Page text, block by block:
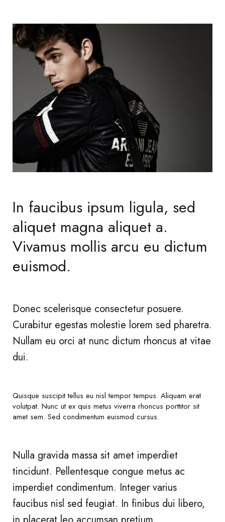
In faucibus ipsum ligula, sed
aliquet magna aliquet a.
Vivamus mollis arcu eu dictum
euismod.
Donec scelerisque consectetur posuere.
Curabitur egestas molestie lorem sed pharetra.
Nullam eu orci at nunc dictum rhoncus at vitae
dui.
Quisque suscipit tellus eu nisl tempor tempus. Aliquam erat
volutpat. Nunc ut ex quis metus viverra rhoncus porttitor sit
amet sem. Sed condimentum euismod cursus.
Nulla gravida massa sit amet imperdiet
tincidunt. Pellentesque congue metus ac
imperdiet condimentum. Integer varius
faucibus nisl sed feugiat. In finibus dui libero,